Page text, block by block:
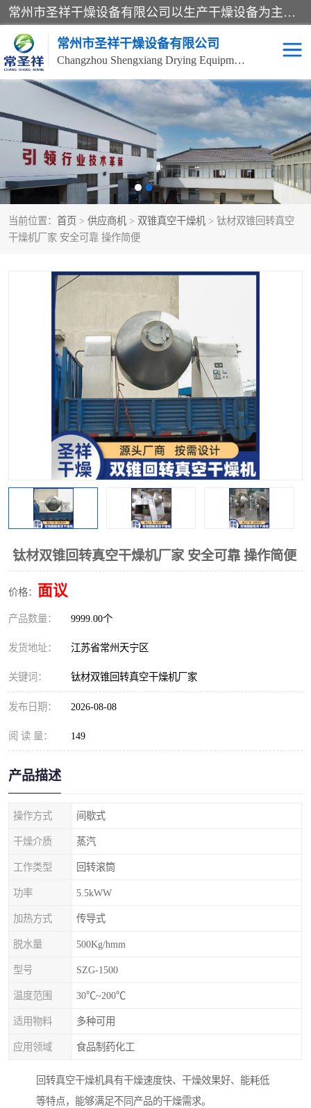
常州市圣祥干燥设备有限公司以生产干燥设备为主导产品，提供：干燥设备、干燥机、混合机、气流干燥机、烘箱、热风循环烘箱、沸腾干燥机、烘干机、喷雾干燥机等产品的生产、制造与销售服务。
常州市圣祥干燥设备有限公司
Changzhou Shengxiang Drying Equipment Co. , Ltd.
当前位置： 首页 > 供应商机 > 双锥真空干燥机 > 钛材双锥回转真空
干燥机厂家 安全可靠 操作简便
钛材双锥回转真空干燥机厂家 安全可靠 操作简便
价格： 面议
产品数量： 9999.00个
发货地址： 江苏省常州天宁区
关键词： 钛材双锥回转真空干燥机厂家
发布日期： 2026-08-08
阅 读 量： 149
产品描述
操作方式 间歇式
干燥介质 蒸汽
工作类型 回转滚筒
功率 5.5kWW
加热方式 传导式
脱水量 500Kg/hmm
型号 SZG-1500
温度范围 30℃~200℃
适用物料 多种可用
应用领域 食品制药化工
回转真空干燥机具有干燥速度快、干燥效果好、能耗低
等特点，能够满足不同产品的干燥需求。
单锥真空干燥机 双锥真空干燥机
气流干燥机 滚筒刮板干燥机
干燥机 闪蒸干燥机
桨叶干燥机 高速混合机
粗粉碎机
单锥螺带真空干燥机 沸腾干燥机
方形圆形真空干燥机 真空耙式干燥机
热风循环烘箱 喷雾干燥机
振动流化床干燥机 盘式干燥机